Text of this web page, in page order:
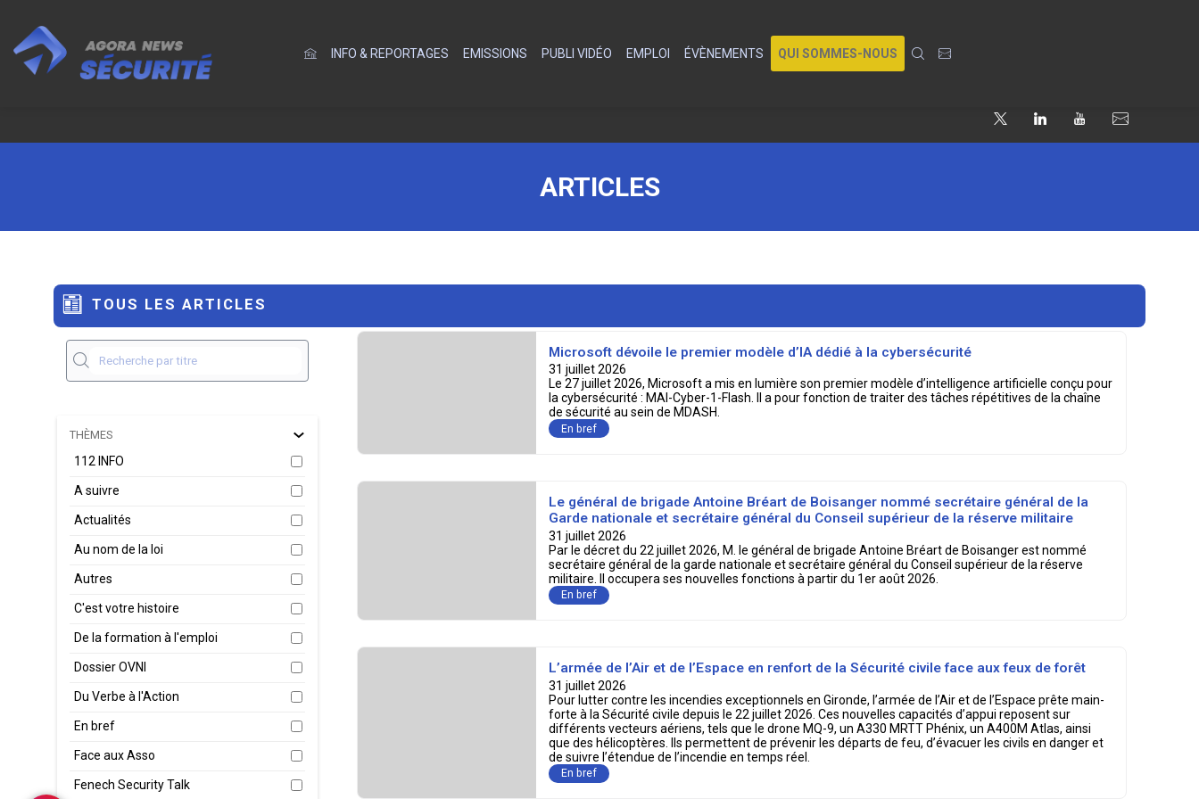
INFO & REPORTAGES EMISSIONS PUBLI VIDÉO EMPLOI ÉVÈNEMENTS QUI SOMMES-NOUS
ARTICLES
TOUS LES ARTICLES
THÈMES
112 INFO
A suivre
Actualités
Au nom de la loi
Autres
C'est votre histoire
De la formation à l'emploi
Dossier OVNI
Du Verbe à l'Action
En bref
Face aux Asso
Fenech Security Talk
Microsoft dévoile le premier modèle d’IA dédié à la cybersécurité
31 juillet 2026
Le 27 juillet 2026, Microsoft a mis en lumière son premier modèle d’intelligence artificielle conçu pour
la cybersécurité : MAI-Cyber-1-Flash. Il a pour fonction de traiter des tâches répétitives de la chaîne
En bref
Le général de brigade Antoine Bréart de Boisanger nommé secrétaire général de la
Garde nationale et secrétaire général du Conseil supérieur de la réserve militaire
31 juillet 2026
Par le décret du 22 juillet 2026, M. le général de brigade Antoine Bréart de Boisanger est nommé
secrétaire général de la garde nationale et secrétaire général du Conseil supérieur de la réserve
militaire. Il occupera ses nouvelles fonctions à partir du 1er août 2026.
En bref
L’armée de l’Air et de l’Espace en renfort de la Sécurité civile face aux feux de forêt
31 juillet 2026
Pour lutter contre les incendies exceptionnels en Gironde, l’armée de l’Air et de l’Espace prête main-
forte à la Sécurité civile depuis le 22 juillet 2026. Ces nouvelles capacités d’appui reposent sur
différents vecteurs aériens, tels que le drone MQ-9, un A330 MRTT Phénix, un A400M Atlas, ainsi
que des hélicoptères. Ils permettent de prévenir les départs de feu, d’évacuer les civils en danger et
de suivre l’étendue de l’incendie en temps réel.
En bref